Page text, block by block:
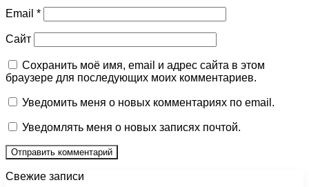
Email *
Сайт
Сохранить моё имя, email и адрес сайта в этом
браузере для последующих моих комментариев.
Уведомить меня о новых комментариях по email.
Уведомлять меня о новых записях почтой.
Свежие записи